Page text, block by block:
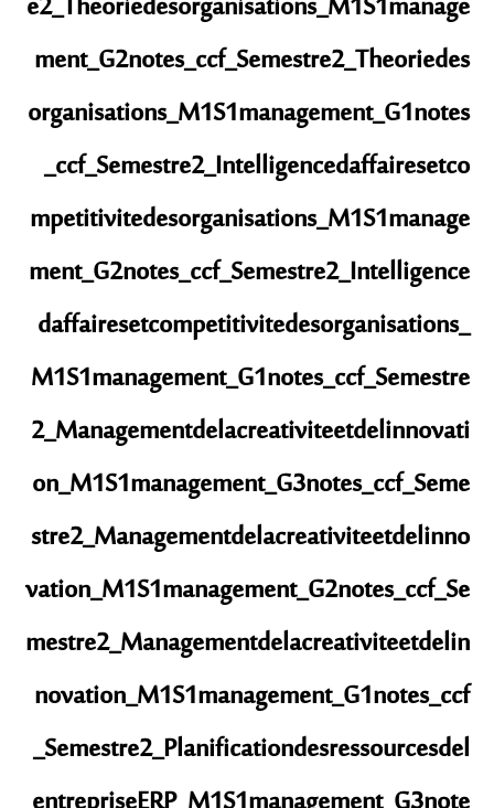
e2_Theoriedesorganisations_M1S1manage
ment_G2notes_ccf_Semestre2_Theoriedes
organisations_M1S1management_G1notes
_ccf_Semestre2_Intelligencedaffairesetco
mpetitivitedesorganisations_M1S1manage
ment_G2notes_ccf_Semestre2_Intelligence
daffairesetcompetitivitedesorganisations_
M1S1management_G1notes_ccf_Semestre
2_Managementdelacreativiteetdelinnovati
on_M1S1management_G3notes_ccf_Seme
stre2_Managementdelacreativiteetdelinno
vation_M1S1management_G2notes_ccf_Se
mestre2_Managementdelacreativiteetdelin
novation_M1S1management_G1notes_ccf
_Semestre2_Planificationdesressourcesdel